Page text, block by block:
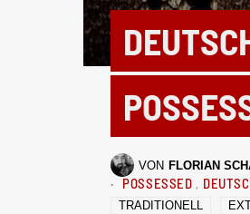
VON FLORIAN
POSSESSED
TRADITIONELL